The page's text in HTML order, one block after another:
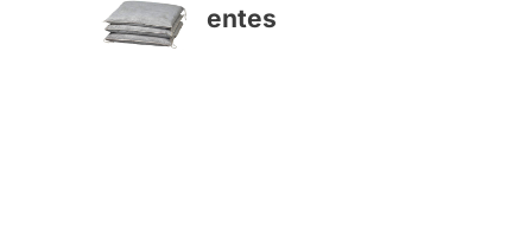
entes